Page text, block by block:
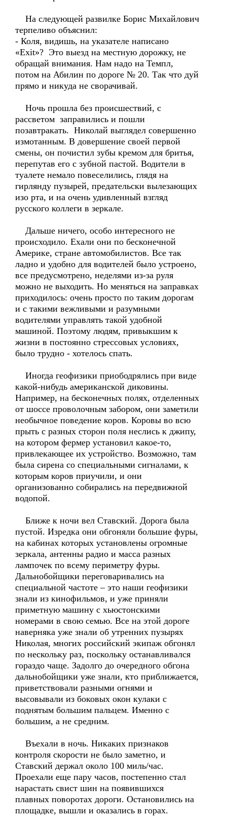
На следующей развилке Борис Михайлович
терпеливо объяснил:
- Коля, видишь, на указателе написано
«Exit»? Это выезд на местную дорожку, не
обращай внимания. Нам надо на Темпл,
потом на Абилин по дороге № 20. Так что дуй
прямо и никуда не сворачивай.
Ночь прошла без происшествий, с
рассветом заправились и пошли
позавтракать. Николай выглядел совершенно
измотанным. В довершение своей первой
смены, он почистил зубы кремом для бритья,
перепутав его с зубной пастой. Водители в
туалете немало повеселились, глядя на
гирлянду пузырей, предательски вылезающих
изо рта, и на очень удивленный взгляд
русского коллеги в зеркале.
Дальше ничего, особо интересного не
происходило. Ехали они по бесконечной
Америке, стране автомобилистов. Все так
ладно и удобно для водителей было устроено,
все предусмотрено, неделями из-за руля
можно не выходить. Но меняться на заправках
приходилось: очень просто по таким дорогам
и с такими вежливыми и разумными
водителями управлять такой удобной
машиной. Поэтому людям, привыкшим к
жизни в постоянно стрессовых условиях,
было трудно - хотелось спать.
Иногда геофизики приободрялись при виде
какой-нибудь американской диковины.
Например, на бесконечных полях, отделенных
от шоссе проволочным забором, они заметили
необычное поведение коров. Коровы во всю
прыть с разных сторон поля неслись к джипу,
на котором фермер установил какое-то,
привлекающее их устройство. Возможно, там
была сирена со специальными сигналами, к
которым коров приучили, и они
организованно собирались на передвижной
водопой.
Ближе к ночи вел Ставский. Дорога была
пустой. Изредка они обгоняли большие фуры,
на кабинах которых установлены огромные
зеркала, антенны радио и масса разных
лампочек по всему периметру фуры.
Дальнобойщики переговаривались на
специальной частоте – это наши геофизики
знали из кинофильмов, и уже приняли
приметную машину с хьюстонскими
номерами в свою семью. Все на этой дороге
наверняка уже знали об утренних пузырях
Николая, многих российский экипаж обгонял
по нескольку раз, поскольку останавливался
гораздо чаще. Задолго до очередного обгона
дальнобойщики уже знали, кто приближается,
приветствовали разными огнями и
высовывали из боковых окон кулаки с
поднятым большим пальцем. Именно с
большим, а не средним.
Въехали в ночь. Никаких признаков
контроля скорости не было заметно, и
Ставский держал около 100 миль/час.
Проехали еще пару часов, постепенно стал
нарастать свист шин на появившихся
плавных поворотах дороги. Остановились на
площадке, вышли и оказались в горах.